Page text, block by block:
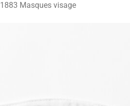
1883 Masques visage